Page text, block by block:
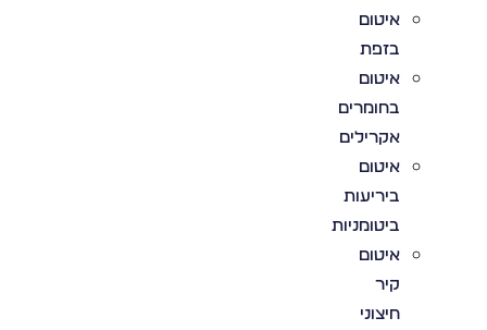
איטום
בזפת
איטום
בחומרים
אקרילים
איטום
ביריעות
ביטומניות
איטום
קיר
חיצוני